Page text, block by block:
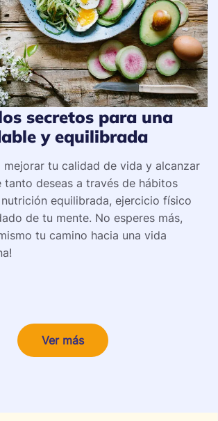
secretos para una
y equilibrada
mejorar tu calidad de vida y alcanzar
tanto deseas a través de hábitos
nutrición equilibrada, ejercicio físico
de tu mente. No esperes más,
tu camino hacia una vida
Ver más